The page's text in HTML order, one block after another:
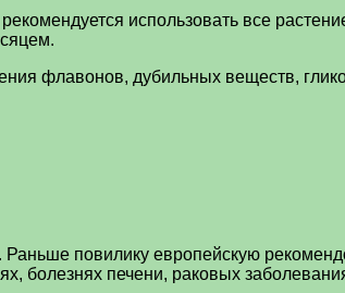
использовать все
флавонов, дубильных веществ,
повилику европейскую
болезнях печени, раковых